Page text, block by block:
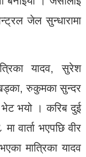
जेल सुन्धारामा
यादव, सुरेश
रुकुमका सुन्दर
भयो । करिब दुई
वार्ता भएपछि वीर
मात्रिका यादव